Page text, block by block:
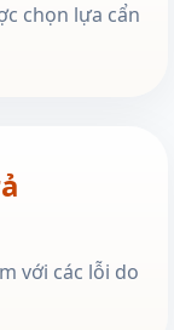
chọn lựa cẩn
với các lỗi do